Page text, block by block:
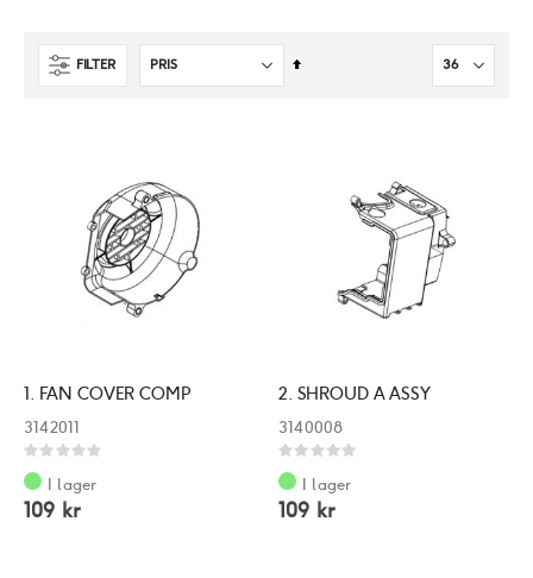
FILTER
Sätt
1. FAN COVER COMP
3142011
Rating:
0%
I lager
109 kr
2. SHROUD A ASSY
3140008
Rating:
0%
I lager
109 kr